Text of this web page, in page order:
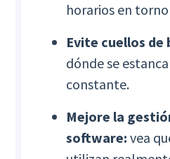
horarios en
Evite cuellos de
dónde se
constante.
Mejore la
software:vea